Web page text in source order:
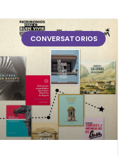
CONVERSATORIOS